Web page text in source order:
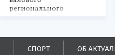
регионального
продукта и
поступлений в
бюджеты всех уровней.
СПОРТ ОБ